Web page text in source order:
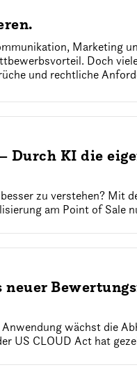
Marketing
Doch
und rechtliche
Durch KI die
zu verstehen? Mit
am Point of Sale
wächst die
US CLOUD Act hat